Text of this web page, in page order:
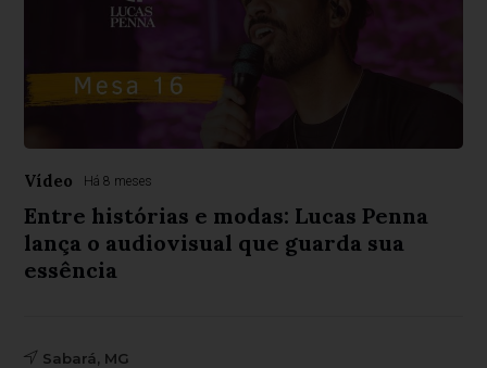
Vídeo Há 8 meses
Entre histórias e modas: Lucas Penna
lança o audiovisual que guarda sua
essência
Sabará, MG